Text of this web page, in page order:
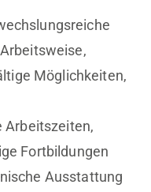
Möglichkeiten,
Arbeitszeiten,
Fortbildungen
Ausstattung